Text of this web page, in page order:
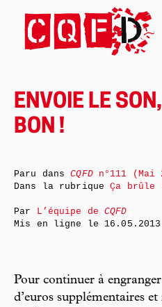
ENVOIE LE
BON !
Pour continuer à
d’euros supplémentaires
Paru dansCQFDn°111 (Mai
Dans la rubriqueÇa brûle
Par L’équipe deCQFD
Mis en ligne le 16.05.2013